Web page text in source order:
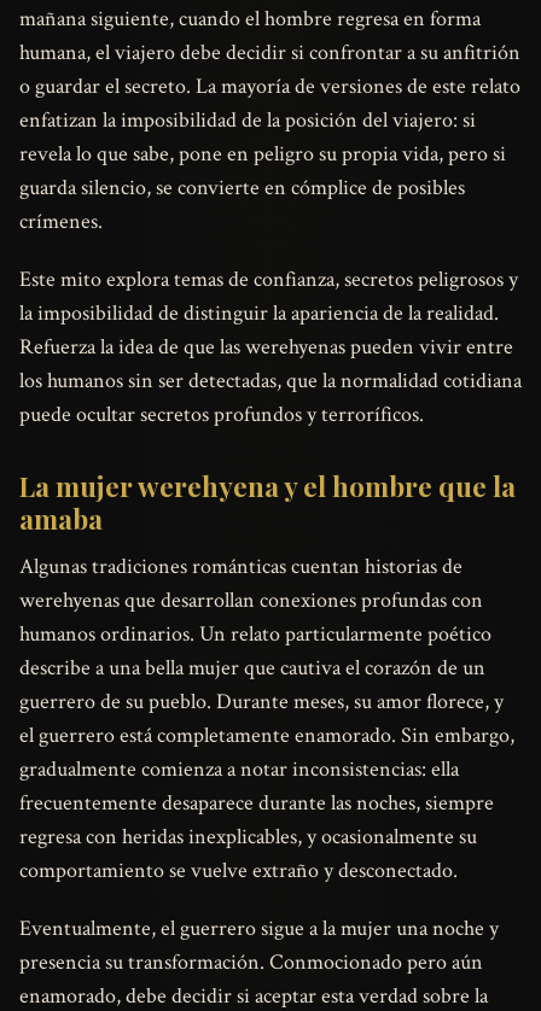
mañana siguiente, cuando el hombre regresa en forma
humana, el viajero debe decidir si confrontar a su anfitrión
o guardar el secreto. La mayoría de versiones de este relato
enfatizan la imposibilidad de la posición del viajero: si
revela lo que sabe, pone en peligro su propia vida, pero si
guarda silencio, se convierte en cómplice de posibles
crímenes.
Este mito explora temas de confianza, secretos peligrosos y
la imposibilidad de distinguir la apariencia de la realidad.
Refuerza la idea de que las werehyenas pueden vivir entre
los humanos sin ser detectadas, que la normalidad cotidiana
puede ocultar secretos profundos y terroríficos.
La mujer werehyena y el hombre que la
amaba
Algunas tradiciones románticas cuentan historias de
werehyenas que desarrollan conexiones profundas con
humanos ordinarios. Un relato particularmente poético
describe a una bella mujer que cautiva el corazón de un
guerrero de su pueblo. Durante meses, su amor florece, y
el guerrero está completamente enamorado. Sin embargo,
gradualmente comienza a notar inconsistencias: ella
frecuentemente desaparece durante las noches, siempre
regresa con heridas inexplicables, y ocasionalmente su
comportamiento se vuelve extraño y desconectado.
Eventualmente, el guerrero sigue a la mujer una noche y
presencia su transformación. Conmocionado pero aún
enamorado, debe decidir si aceptar esta verdad sobre la